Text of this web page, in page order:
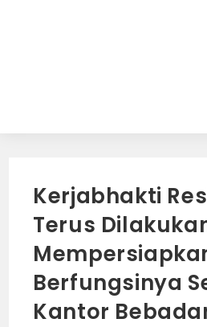
Kerjabhakti
Terus
Berfungsinya
Kantor